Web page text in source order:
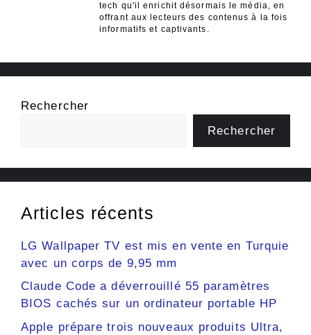
tech qu'il enrichit désormais le média, en
offrant aux lecteurs des contenus à la fois
informatifs et captivants.
Rechercher
Rechercher
Articles récents
LG Wallpaper TV est mis en vente en Turquie
avec un corps de 9,95 mm
Claude Code a déverrouillé 55 paramètres
BIOS cachés sur un ordinateur portable HP
Apple prépare trois nouveaux produits Ultra,